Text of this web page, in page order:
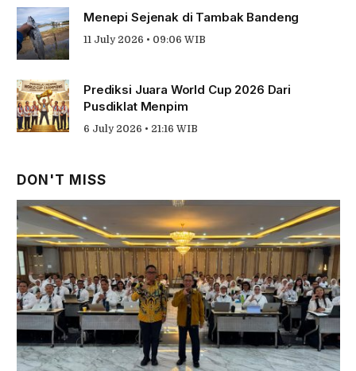
Menepi Sejenak di Tambak Bandeng
11 July 2026 • 09:06 WIB
Prediksi Juara World Cup 2026 Dari
Pusdiklat Menpim
6 July 2026 • 21:16 WIB
DON'T MISS